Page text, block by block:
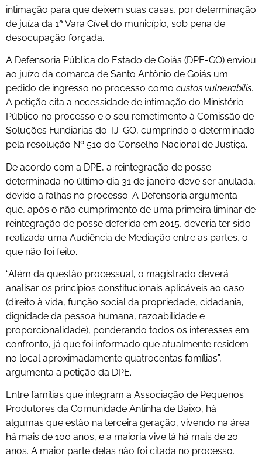
intimação para que deixem suas casas, por determinação
de juíza da 1ª Vara Cível do município, sob pena de
desocupação forçada.
A Defensoria Pública do Estado de Goiás (DPE-GO) enviou
ao juízo da comarca de Santo Antônio de Goiás um
pedido de ingresso no processo como custos vulnerabilis.
A petição cita a necessidade de intimação do Ministério
Público no processo e o seu remetimento à Comissão de
Soluções Fundiárias do TJ-GO, cumprindo o determinado
pela resolução Nº 510 do Conselho Nacional de Justiça.
De acordo com a DPE, a reintegração de posse
determinada no último dia 31 de janeiro deve ser anulada,
devido a falhas no processo. A Defensoria argumenta
que, após o não cumprimento de uma primeira liminar de
reintegração de posse deferida em 2015, deveria ter sido
realizada uma Audiência de Mediação entre as partes, o
que não foi feito.
“Além da questão processual, o magistrado deverá
analisar os princípios constitucionais aplicáveis ao caso
(direito à vida, função social da propriedade, cidadania,
dignidade da pessoa humana, razoabilidade e
proporcionalidade), ponderando todos os interesses em
confronto, já que foi informado que atualmente residem
no local aproximadamente quatrocentas famílias”,
argumenta a petição da DPE.
Entre famílias que integram a Associação de Pequenos
Produtores da Comunidade Antinha de Baixo, há
algumas que estão na terceira geração, vivendo na área
há mais de 100 anos, e a maioria vive lá há mais de 20
anos. A maior parte delas não foi citada no processo.